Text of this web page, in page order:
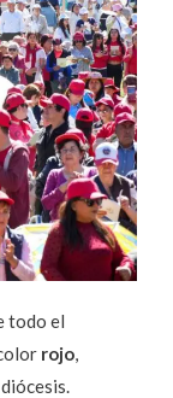
todo el
rojo,